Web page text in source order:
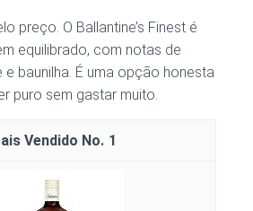
preço. O Ballantine’s Finest é
equilibrado, com notas de
baunilha. É uma opção honesta
puro sem gastar muito.
1